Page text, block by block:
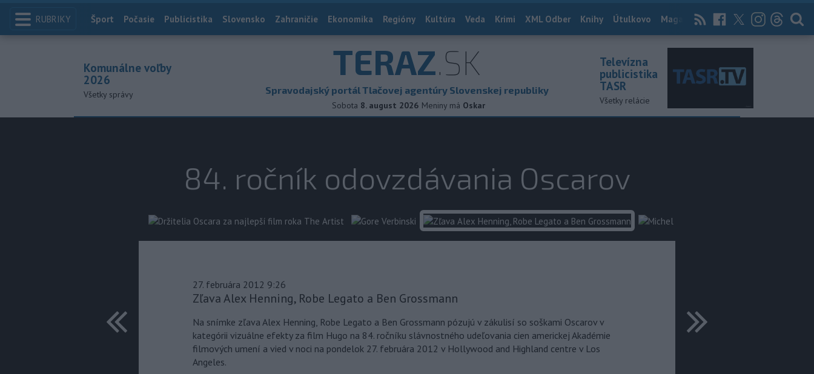
RUBRIKY Index
Šport Počasie Publicistika Slovensko Zahraničie Ekonomika Regióny Kultúra Veda Krimi XML Odber Knihy Útulkovo Magazín News Now Archív
TERAZ.SK
Spravodajský portál Tlačovej agentúry Slovenskej republiky
Sobota 8. august 2026 Meniny má Oskar
Komunálne voľby
2026
Všetky správy
Televízna
publicistika
TASR
Všetky relácie
84. ročník odovzdávania Oscarov
27. februára 2012 9:26
Zľava Alex Henning, Robe Legato a Ben Grossmann
Na snímke zľava Alex Henning, Robe Legato a Ben Grossmann pózujú v zákulisí so soškami Oscarov v
kategórii vizuálne efekty za film Hugo na 84. ročníku slávnostného udeľovania cien americkej Akadémie
filmových umení a vied v noci na pondelok 27. februára 2012 v Hollywood and Highland centre v Los
Angeles.
predchádzajúce ďalšie